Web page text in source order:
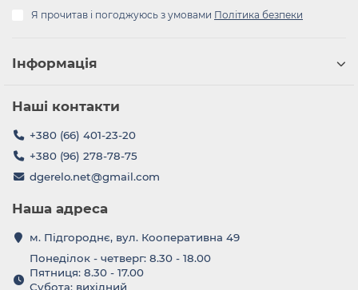
Я прочитав і погоджуюсь з умовами Політика безпеки
Інформація
Наші контакти
+380 (66) 401-23-20
+380 (96) 278-78-75
dgerelo.net@gmail.com
Наша адреса
м. Підгороднє, вул. Кооперативна 49
Понеділок - четверг: 8.30 - 18.00
Пятниця: 8.30 - 17.00
Субота: вихідний